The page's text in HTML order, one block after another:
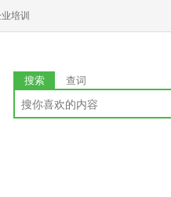
培训
搜索 查词